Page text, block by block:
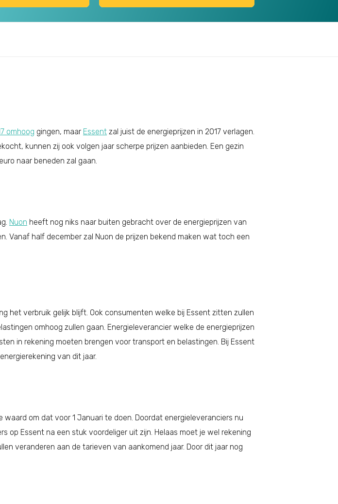
omhoog gingen, maar Essent zal juist de energieprijzen in 2017 verlagen.
kunnen zij ook volgen jaar scherpe prijzen aanbieden. Een gezin
naar beneden zal gaan.
Nuon heeft nog niks naar buiten gebracht over de energieprijzen van
Vanaf half december zal Nuon de prijzen bekend maken wat toch een
het verbruik gelijk blijft. Ook consumenten welke bij Essent zitten zullen
omhoog zullen gaan. Energieleverancier welke de energieprijzen
in rekening moeten brengen voor transport en belastingen. Bij Essent
van dit jaar.
om dat voor 1 Januari te doen. Doordat energieleveranciers nu
op Essent na een stuk voordeliger uit zijn. Helaas moet je wel rekening
veranderen aan de tarieven van aankomend jaar. Door dit jaar nog